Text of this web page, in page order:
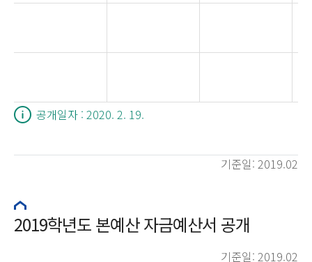
공개일자 : 2020. 2. 19.
기준일: 2019.02
2019학년도 본예산 자금예산서 공개
기준일: 2019.02